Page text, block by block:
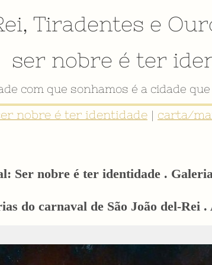
, Tiradentes e
ser nobre é ter
VÍDEO INSTITUCIONAL
nobre é ter identidade | carta/
Ser nobre é ter identidade .
do carnaval de São João del-Rei